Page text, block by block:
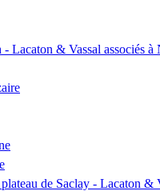
Lacaton & Vassal associés
de Saclay - Lacaton &